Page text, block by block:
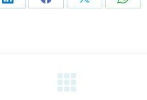
Share
Share
Share
Share